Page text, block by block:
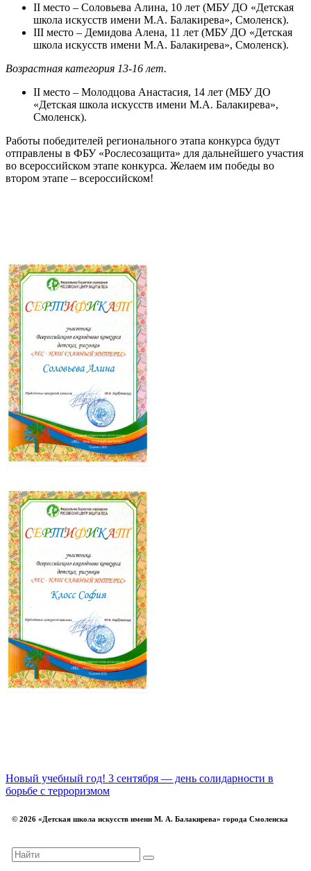
II место – Соловьева Алина, 10 лет (МБУ ДО «Детская
школа искусств имени М.А. Балакирева», Смоленск).
III место – Демидова Алена, 11 лет (МБУ ДО «Детская
школа искусств имени М.А. Балакирева», Смоленск).
Возрастная категория 13-16 лет.
II место – Молодцова Анастасия, 14 лет (МБУ ДО
«Детская школа искусств имени М.А. Балакирева»,
Смоленск).
Работы победителей регионального этапа конкурса будут
отправлены в ФБУ «Рослесозащита» для дальнейшего участия
во всероссийском этапе конкурса. Желаем им победы во
втором этапе – всероссийском!
Новый учебный год! 3 сентября — день солидарности в
борьбе с терроризмом
© 2026 «Детская школа искусств имени М. А. Балакирева» города Смоленска